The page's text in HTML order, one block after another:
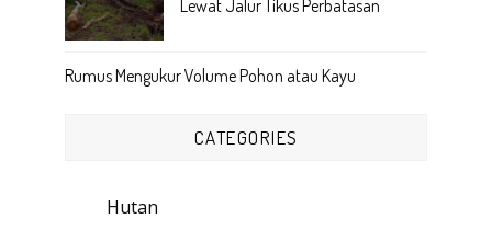
Lewat Jalur Tikus Perbatasan
Rumus Mengukur Volume Pohon atau Kayu
CATEGORIES
Hutan